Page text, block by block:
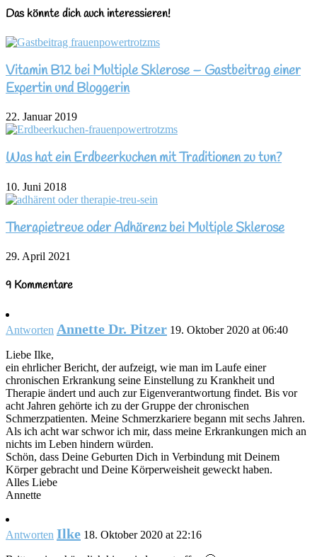
Das könnte dich auch interessieren!
Vitamin B12 bei Multiple Sklerose – Gastbeitrag einer
Expertin und Bloggerin
22. Januar 2019
Was hat ein Erdbeerkuchen mit Traditionen zu tun?
10. Juni 2018
Therapietreue oder Adhärenz bei Multiple Sklerose
29. April 2021
9 Kommentare
Antworten Annette Dr. Pitzer 19. Oktober 2020 at 06:40
Liebe Ilke,
ein ehrlicher Bericht, der aufzeigt, wie man im Laufe einer
chronischen Erkrankung seine Einstellung zu Krankheit und
Therapie ändert und auch zur Eigenverantwortung findet. Bis vor
acht Jahren gehörte ich zu der Gruppe der chronischen
Schmerzpatienten. Meine Schmerzkariere begann mit sechs Jahren.
Als ich acht war schwor ich mir, dass meine Erkrankungen mich an
nichts im Leben hindern würden.
Schön, dass Deine Geburten Dich in Verbindung mit Deinem
Körper gebracht und Deine Körperweisheit geweckt haben.
Alles Liebe
Annette
Antworten Ilke 18. Oktober 2020 at 22:16